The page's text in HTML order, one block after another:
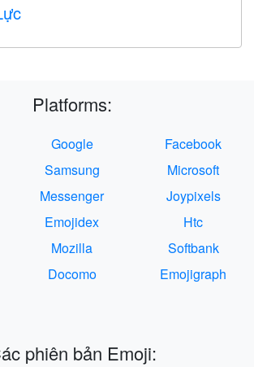
Platforms:
Google
Facebook
Samsung
Microsoft
Messenger
Joypixels
Emojidex
Htc
Mozilla
Softbank
Docomo
Emojigraph
phiên bản Emoji: